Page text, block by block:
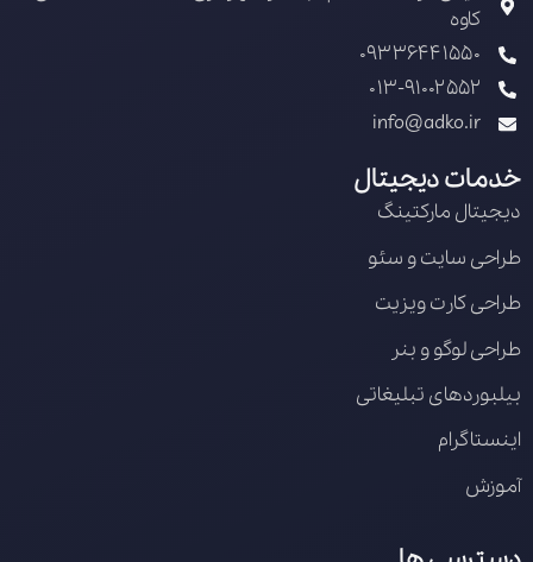
کاوه
09336441550
013-91002552
info@adko.ir
خدمات دیجیتال
دیجیتال مارکتینگ
طراحی سایت و سئو
طراحی کارت ویزیت
طراحی لوگو و بنر
بیلبوردهای تبلیغاتی
اینستاگرام
آموزش